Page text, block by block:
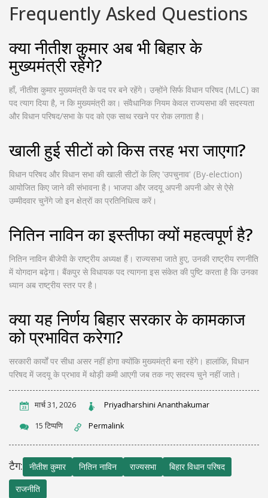
Frequently Asked Questions
क्या नीतीश कुमार अब भी बिहार के
मुख्यमंत्री रहेंगे?
हाँ, नीतीश कुमार मुख्यमंत्री के पद पर बने रहेंगे। उन्होंने सिर्फ विधान परिषद (MLC) का
पद त्याग दिया है, न कि मुख्यमंत्री का। संवैधानिक नियम केवल राज्यसभा की सदस्यता
और विधान परिषद/सभा के पद को एक साथ रखने पर रोक लगाता है।
खाली हुई सीटों को किस तरह भरा जाएगा?
विधान परिषद और विधान सभा की खाली सीटों के लिए 'उपचुनाव' (By-election)
आयोजित किए जाने की संभावना है। भाजपा और जदयू अपनी अपनी ओर से ऐसे
उम्मीदवार चुनेंगे जो इन क्षेत्रों का प्रतिनिधित्व करें।
नितिन नाविन का इस्तीफा क्यों महत्वपूर्ण है?
नितिन नाविन बीजेपी के राष्ट्रीय अध्यक्ष हैं। राज्यसभा जाते हुए, उनकी राष्ट्रीय रणनीति
में योगदान बढ़ेगा। बैंकपुर से विधायक पद त्यागना इस संकेत की पुष्टि करता है कि उनका
ध्यान अब राष्ट्रीय स्तर पर है।
क्या यह निर्णय बिहार सरकार के कामकाज
को प्रभावित करेगा?
सरकारी कार्यों पर सीधा असर नहीं होगा क्योंकि मुख्यमंत्री बना रहेंगे। हालांकि, विधान
परिषद में जदयू के प्रभाव में थोड़ी कमी आएगी जब तक नए सदस्य चुने नहीं जाते।
मार्च 31, 2026 Priyadharshini Ananthakumar
15 टिप्पणि Permalink
टैग: नीतीश कुमार नितिन नाविन राज्यसभा
बिहार विधान परिषद
राजनीति